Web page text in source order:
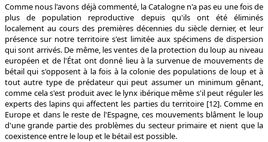
Comme nous l'avons déjà commenté, la Catalogne n'a pas eu une fois de
plus de population reproductive depuis qu'ils ont été éliminés
localement au cours des premières décennies du siècle dernier, et leur
présence sur notre territoire s'est limitée aux spécimens de dispersion
qui sont arrivés. De même, les ventes de la protection du loup au niveau
européen et de l'État ont donné lieu à la survenue de mouvements de
bétail qui s'opposent à la fois à la colonie des populations de loup et à
tout autre type de prédateur qui peut assumer un minimum gênant,
comme cela s'est produit avec le lynx ibérique même s'il peut réguler les
experts des lapins qui affectent les parties du territoire [12]. Comme en
Europe et dans le reste de l'Espagne, ces mouvements blâment le loup
d'une grande partie des problèmes du secteur primaire et nient que la
coexistence entre le loup et le bétail est possible.